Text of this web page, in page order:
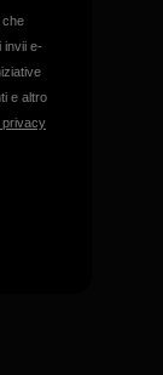
che
invii e-
e altro
privacy